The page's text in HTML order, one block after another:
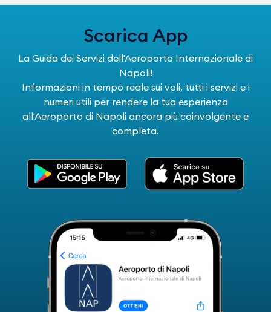
Scarica App
La Guida dei Servizi dell'Aeroporto Internazionale di
Napoli!
Informazioni in tempo reale sui voli, tutti i servizi e i
numeri utili per rendere la tua esperienza
all'Aeroporto di Napoli ancora più coinvolgente e
completa.